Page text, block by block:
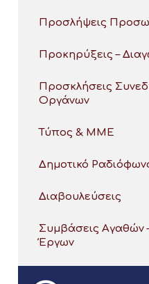
Προσλήψεις
Προκηρύξεις –
Προσκλήσεις
Οργάνων
Τύπος & ΜΜΕ
Δημοτικό
Διαβουλεύσεις
Συμβάσεις Αγαθών
Έργων